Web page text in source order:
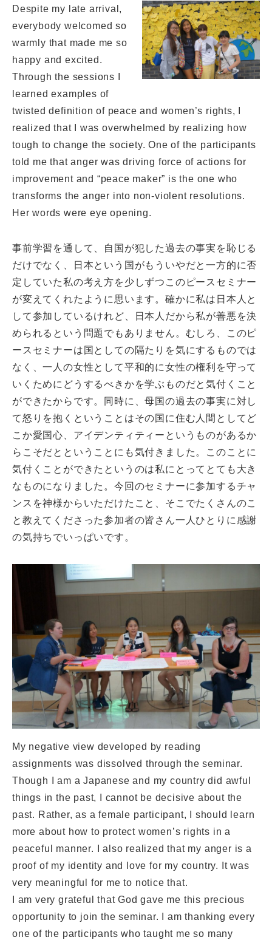
Despite my late arrival,
everybody welcomed so
warmly that made me so
happy and excited.
Through the sessions I
learned examples of
twisted definition of peace and women’s rights, I
realized that I was overwhelmed by realizing how
tough to change the society. One of the participants
told me that anger was driving force of actions for
improvement and “peace maker” is the one who
transforms the anger into non-violent resolutions.
Her words were eye opening.
事前学習を通して、自国が犯した過去の事実を恥じる
だけでなく、日本という国がもういやだと一方的に否
定していた私の考え方を少しずつこのピースセミナー
が変えてくれたように思います。確かに私は日本人と
して参加しているけれど、日本人だから私が善悪を決
められるという問題でもありません。むしろ、このピ
ースセミナーは国としての隔たりを気にするものでは
なく、一人の女性として平和的に女性の権利を守って
いくためにどうするべきかを学ぶものだと気付くこと
ができたからです。同時に、母国の過去の事実に対し
て怒りを抱くということはその国に住む人間としてど
こか愛国心、アイデンティティーというものがあるか
らこそだとということにも気付きました。このことに
気付くことができたというのは私にとってとても大き
なものになりました。今回のセミナーに参加するチャ
ンスを神様からいただけたこと、そこでたくさんのこ
と教えてくださった参加者の皆さん一人ひとりに感謝
の気持ちでいっぱいです。
My negative view developed by reading
assignments was dissolved through the seminar.
Though I am a Japanese and my country did awful
things in the past, I cannot be decisive about the
past. Rather, as a female participant, I should learn
more about how to protect women’s rights in a
peaceful manner. I also realized that my anger is a
proof of my identity and love for my country. It was
very meaningful for me to notice that.
I am very grateful that God gave me this precious
opportunity to join the seminar. I am thanking every
one of the participants who taught me so many